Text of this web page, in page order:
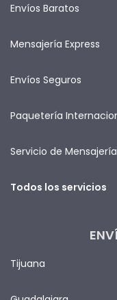
Envíos Baratos
Mensajería Express
Envíos Seguros
Paquetería
Servicio de Mensajería
Todos los servicios
Tijuana